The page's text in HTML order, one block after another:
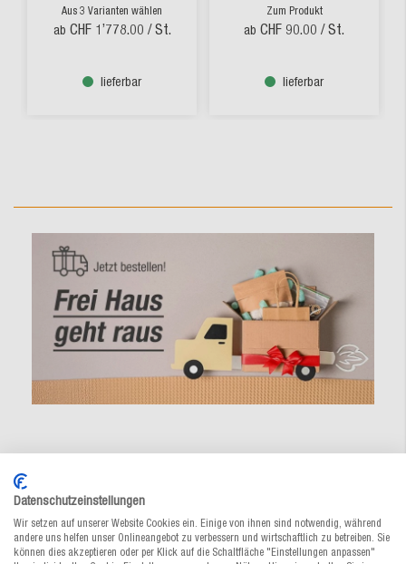
Aus 3 Varianten wählen
ab CHF 1’778.00 / St.
lieferbar
Zum Produkt
ab CHF 90.00 / St.
lieferbar
Versandkostenfreie Lieferung ab
Datenschutzeinstellungen
Wir setzen auf unserer Website Cookies ein. Einige von ihnen sind notwendig, während
andere uns helfen unser Onlineangebot zu verbessern und wirtschaftlich zu betreiben. Sie
können dies akzeptieren oder per Klick auf die Schaltfläche "Einstellungen anpassen"